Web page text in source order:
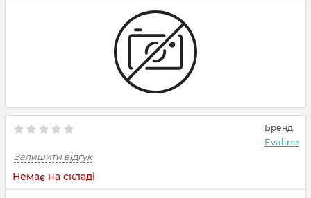
Бренд:
Evaline
Залишити відгук
Немає на складі